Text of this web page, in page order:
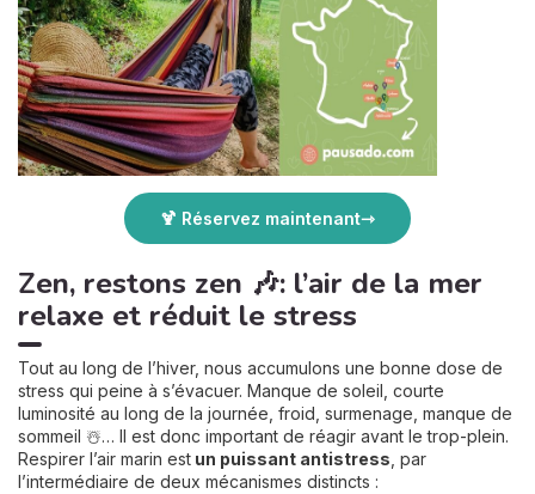
🍹 Réservez maintenant
Zen, restons zen 🎶: l’air de la mer
relaxe et réduit le stress
Tout au long de l’hiver, nous accumulons une bonne dose de
stress qui peine à s’évacuer. Manque de soleil, courte
luminosité au long de la journée, froid, surmenage, manque de
sommeil ☃️… Il est donc important de réagir avant le trop-plein.
Respirer l’air marin est un puissant antistress, par
l’intermédiaire de deux mécanismes distincts :